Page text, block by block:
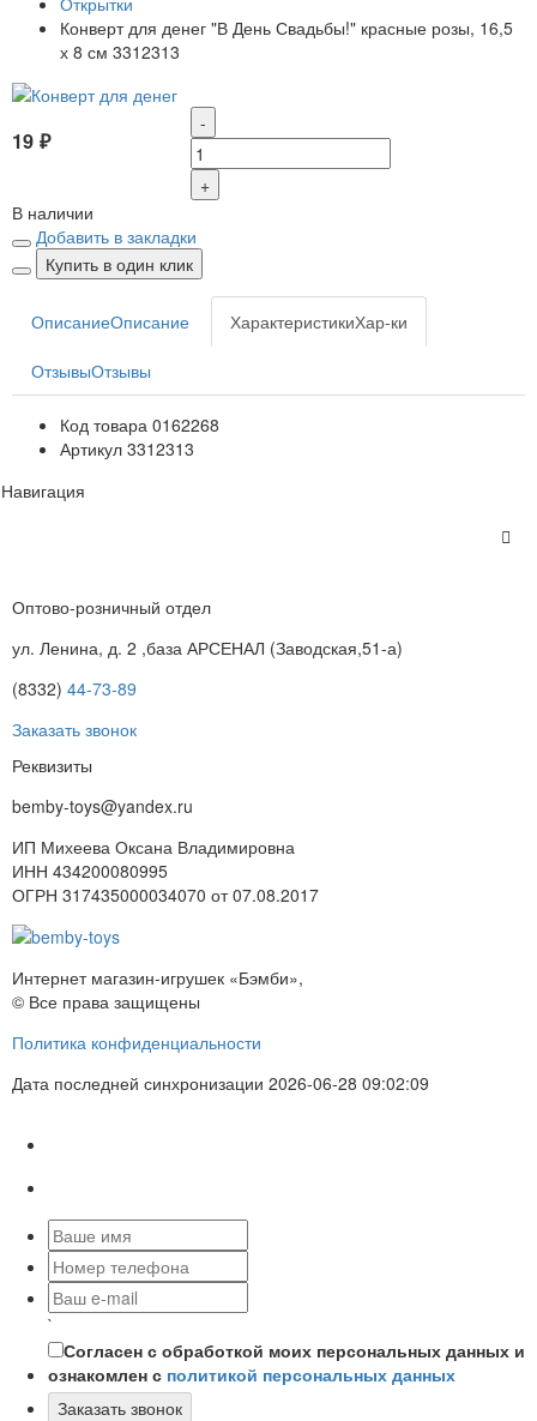
Конверт для денег "В День Свадьбы!" красные розы, 16,5
х 8 см 3312313
19 ₽
-
+
В наличии
Добавить в закладки
Купить в один клик
ОписаниеОписание ХарактеристикиХар-ки
ОтзывыОтзывы
Код товара 0162268
Артикул 3312313
Навигация
Оптово-розничный отдел
ул. Ленина, д. 2 ,база АРСЕНАЛ (Заводская,51-а)
(8332) 44-73-89
Заказать звонок
Реквизиты
bemby-toys@yandex.ru
ИП Михеева Оксана Владимировна
ИНН 434200080995
ОГРН 317435000034070 от 07.08.2017
Интернет магазин-игрушек «Бэмби»,
© Все права защищены
Политика конфиденциальности
Дата последней синхронизации 2026-06-28 09:02:09
`
Согласен с обработкой моих персональных данных и
ознакомлен с политикой персональных данных
Заказать звонок